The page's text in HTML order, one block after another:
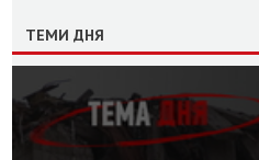
ТЕМИ ДНЯ